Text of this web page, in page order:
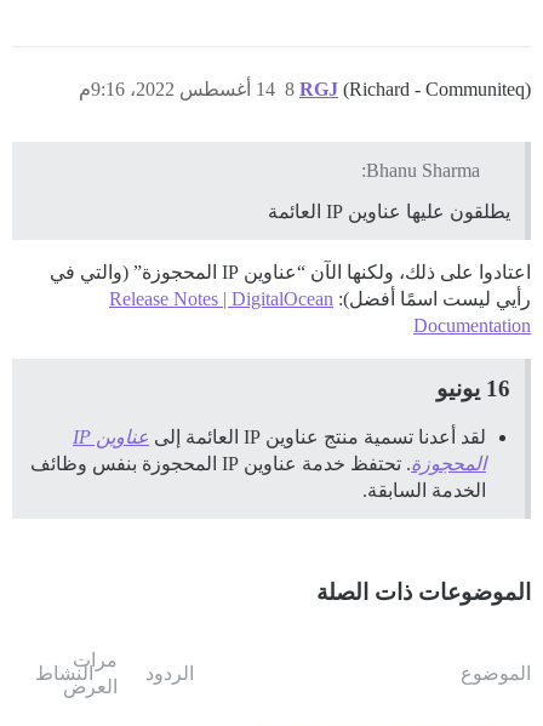
RGJ (Richard - Communiteq) 14 أغسطس 2022، 9:16م 8
Bhanu Sharma:
يطلقون عليها عناوين IP العائمة
اعتادوا على ذلك، ولكنها الآن “عناوين IP المحجوزة” (والتي في
رأيي ليست اسمًا أفضل): Release Notes | DigitalOcean
Documentation
16 يونيو
لقد أعدنا تسمية منتج عناوين IP العائمة إلى
عناوين IP
المحجوزة
. تحتفظ خدمة عناوين IP المحجوزة بنفس وظائف
الخدمة السابقة.
الموضوعات ذات الصلة
الموضوع الردود
مرات
العرض
النشاط